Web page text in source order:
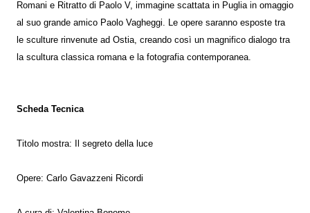
Romani e Ritratto di Paolo V, immagine scattata in Puglia in omaggio
al suo grande amico Paolo Vagheggi. Le opere saranno esposte tra
le sculture rinvenute ad Ostia, creando così un magnifico dialogo tra
la scultura classica romana e la fotografia contemporanea.
Scheda Tecnica
Titolo mostra: Il segreto della luce
Opere: Carlo Gavazzeni Ricordi